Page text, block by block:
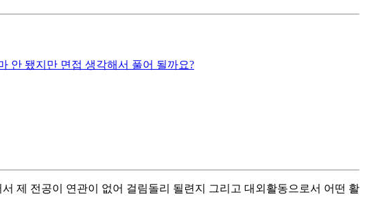
안 됐지만 면접 생각해서 풀어 될까요?
제 전공이 연관이 없어 걸림돌리 될련지 그리고 대외활동으로서 어떤 활